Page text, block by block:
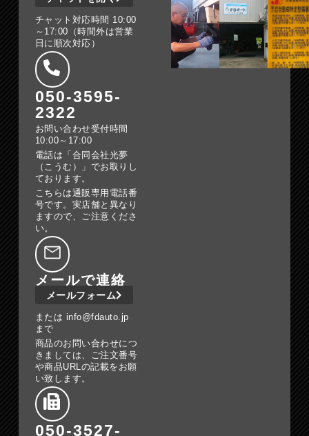
チャット対応時間 10:00
～17:00（時間外は営業
日に順次対応）
050-3595-
2322
お問い合わせ受付時間
10:00～17:00
電話は「合同会社光夢
（こうむ）」でお取りし
ております。
こちらは通販専用電話番
号です。実店舗と異なり
ますので、ご注意くださ
い。
メールで連絡
メールフォーム
または info@fdauto.jp
まで
商品のお問い合わせにつ
きましては、ご注文番号
や商品URLの記載をお願
い致します。
050-3527-